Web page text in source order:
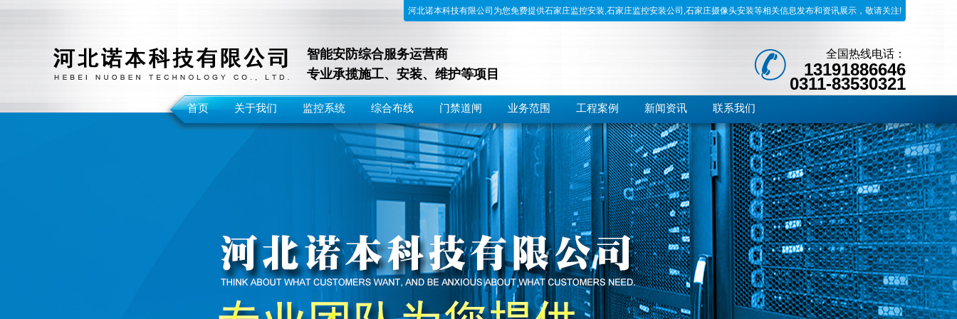
河北诺本科技有限公司为您免费提供石家庄监控安装,石家庄监控安装公司,石家庄摄像头安装等相关信息发布和资讯展示，敬请关注!
智能安防综合服务运营商
专业承揽施工、安装、维护等项目
全国热线电话：
13191886646
0311-83530321
首页 关于我们 监控系统 综合布线 门禁道闸 业务范围 工程案例 新闻资讯 联系我们